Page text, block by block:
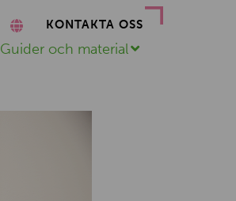
KONTAKTA OSS
Guider och material